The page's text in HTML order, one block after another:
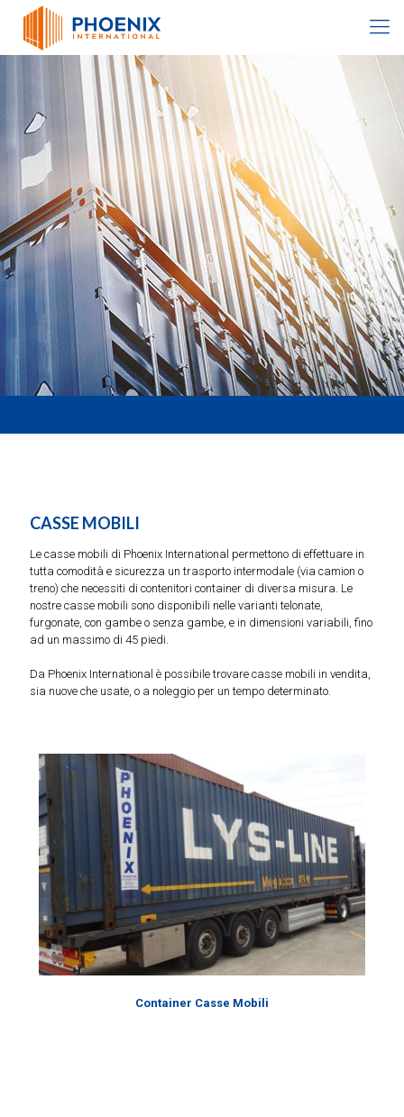
CASSE MOBILI
Le casse mobili di Phoenix International permettono di effettuare in
tutta comodità e sicurezza un trasporto intermodale (via camion o
treno) che necessiti di contenitori container di diversa misura. Le
nostre casse mobili sono disponibili nelle varianti telonate,
furgonate, con gambe o senza gambe, e in dimensioni variabili, fino
ad un massimo di 45 piedi.
Da Phoenix International è possibile trovare casse mobili in vendita,
sia nuove che usate, o a noleggio per un tempo determinato.
Container Casse Mobili